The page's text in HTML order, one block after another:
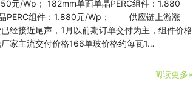
元/Wp； 182mm单面单晶PERC组件：1.880
PERC组件：1.880元/Wp； 供应链上游涨
经接近尾声，1月以前期订单交付为主，组件价格
家主流交付价格166单玻价格约每瓦1…
阅读更多»